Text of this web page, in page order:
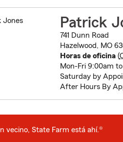
Patrick
741 Dunn Road
Hazelwood, MO
Horas de oficina(
Mon-Fri 9:00am
Saturday by
After Hours By
vecino, State Farm está ahí.®